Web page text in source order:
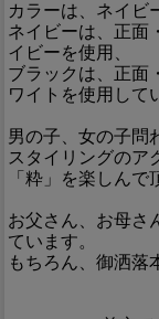
カラーは、ネイビ
ネイビーは、正面
イビーを使用、
ブラックは、正面
ワイトを使用して
男の子、女の子問
スタイリングのア
「粋」を楽しん
お父さん、お母さ
ています。
もちろん、御洒落